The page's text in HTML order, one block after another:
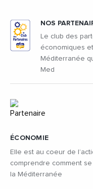
ÉCONOMIE
Elle est au coeur de
comprendre comment
la Méditerranée
NOS
Le club des
économiques
Méditerranée
Med